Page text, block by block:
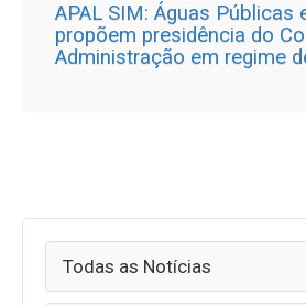
APAL SIM: Águas Públicas
propõem presidência do
Administração em regime
Todas as Notícias